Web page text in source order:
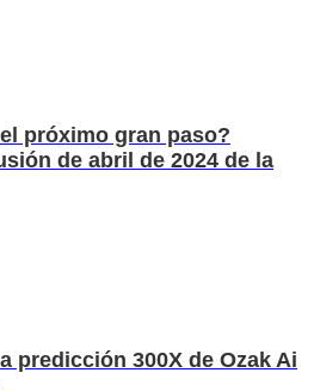
próximo gran paso?
de abril de 2024 de la
predicción 300X de Ozak Ai